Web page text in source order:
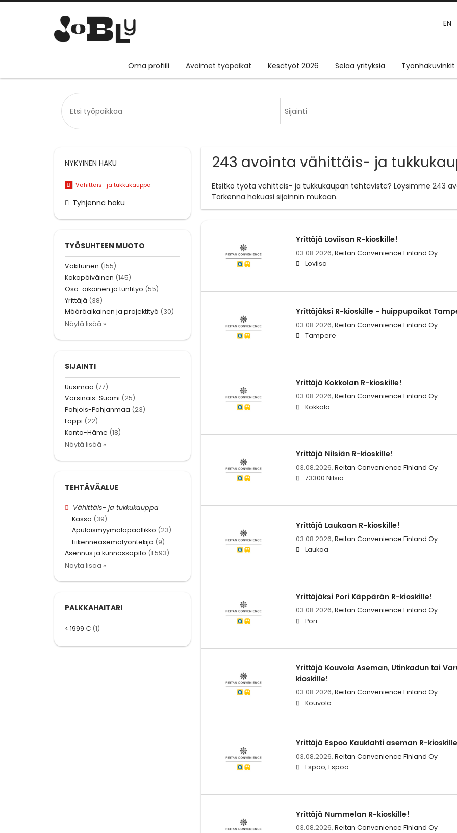
EN
Oma profiili Avoimet työpaikat Kesätyöt 2026 Selaa yrityksiä Työnhakuvinkit
243 avointa vähittäis- ja
Etsitkö työtä vähittäis- ja tukkukaupan tehtävistä? Löysimme 243
Tarkenna hakuasi sijainnin mukaan.
Yrittäjä Loviisan R-kioskille!
03.08.2026, Reitan Convenience Finland Oy
Loviisa
Yrittäjäksi R-kioskille - huippupaikat
03.08.2026, Reitan Convenience Finland Oy
Tampere
Yrittäjä Kokkolan R-kioskille!
03.08.2026, Reitan Convenience Finland Oy
Kokkola
Yrittäjä Nilsiän R-kioskille!
03.08.2026, Reitan Convenience Finland Oy
73300 Nilsiä
Yrittäjä Laukaan R-kioskille!
03.08.2026, Reitan Convenience Finland Oy
Laukaa
Yrittäjäksi Pori Käppärän R-kioskille!
03.08.2026, Reitan Convenience Finland Oy
Pori
Yrittäjä Kouvola Aseman, Utinkadun tai
kioskille!
03.08.2026, Reitan Convenience Finland Oy
Kouvola
Yrittäjä Espoo Kauklahti aseman R-
03.08.2026, Reitan Convenience Finland Oy
Espoo, Espoo
Yrittäjä Nummelan R-kioskille!
03.08.2026, Reitan Convenience Finland Oy
NYKYINEN HAKU
Vähittäis- ja tukkukauppa
Tyhjennä haku
TYÖSUHTEEN MUOTO
Vakituinen (155)
Kokopäiväinen (145)
Osa-aikainen ja tuntityö (55)
Yrittäjä (38)
Määräaikainen ja projektityö (30)
Näytä lisää »
SIJAINTI
Uusimaa (77)
Varsinais-Suomi (25)
Pohjois-Pohjanmaa (23)
Lappi (22)
Kanta-Häme (18)
Näytä lisää »
TEHTÄVÄALUE
Vähittäis- ja tukkukauppa
Kassa (39)
Apulaismyymäläpäällikkö (23)
Liikenneasematyöntekijä (9)
Asennus ja kunnossapito (1 593)
Näytä lisää »
PALKKAHAITARI
< 1999 € (1)